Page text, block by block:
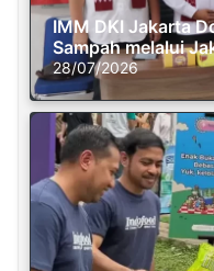
IMM DKI Jakarta
Sampah melalui
28/07/2026